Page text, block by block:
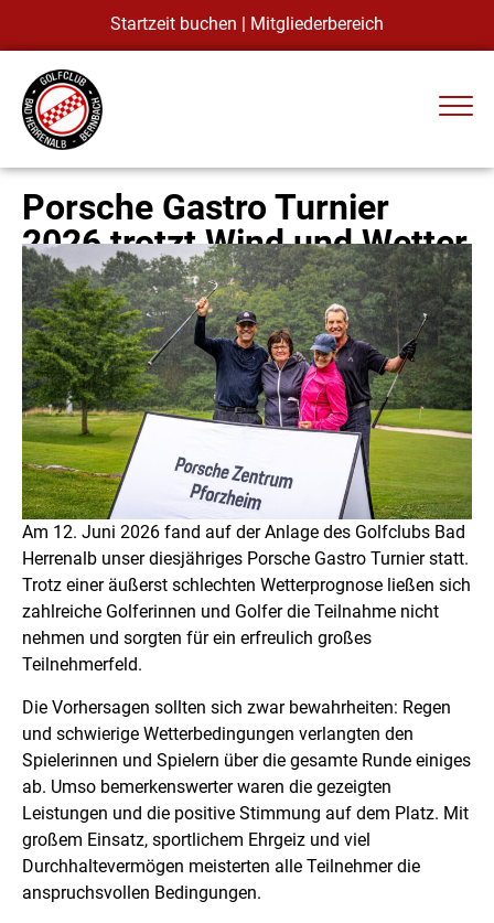
Startzeit buchen | Mitgliederbereich
Porsche Gastro Turnier
2026 trotzt Wind und Wetter
Am 12. Juni 2026 fand auf der Anlage des Golfclubs Bad
Herrenalb unser diesjähriges Porsche Gastro Turnier statt.
Trotz einer äußerst schlechten Wetterprognose ließen sich
zahlreiche Golferinnen und Golfer die Teilnahme nicht
nehmen und sorgten für ein erfreulich großes
Teilnehmerfeld.
Die Vorhersagen sollten sich zwar bewahrheiten: Regen
und schwierige Wetterbedingungen verlangten den
Spielerinnen und Spielern über die gesamte Runde einiges
ab. Umso bemerkenswerter waren die gezeigten
Leistungen und die positive Stimmung auf dem Platz. Mit
großem Einsatz, sportlichem Ehrgeiz und viel
Durchhaltevermögen meisterten alle Teilnehmer die
anspruchsvollen Bedingungen.